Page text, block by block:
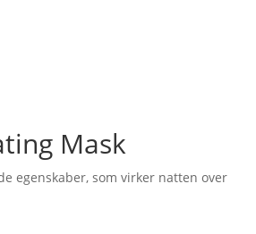
Mask
egenskaber, som virker natten over